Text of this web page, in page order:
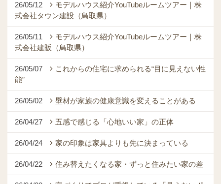
26/05/12
モデルハウス紹介YouTubeルームツアー｜株
式会社タウン建設（鳥取県）
26/05/11
モデルハウス紹介YouTubeルームツアー｜株
式会社建販（鳥取県）
26/05/07
これからの住宅に求められる“目に見えない性
能”
26/05/02 壁材が家族の健康意識を変えることがある
26/04/27 五感で感じる「心地いい家」の正体
26/04/24 家の印象は家具よりも先に決まっている
26/04/22 住み替えたくなる家・ずっと住みたい家の差